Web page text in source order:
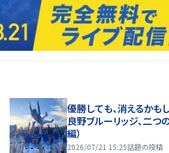
優勝しても、消えるかも
良野ブルーリッジ、二つ
編）
2026/07/21 15:25話題の投稿